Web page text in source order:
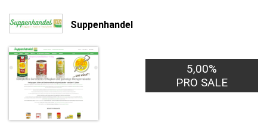
Suppenhandel
5,00%
PRO SALE